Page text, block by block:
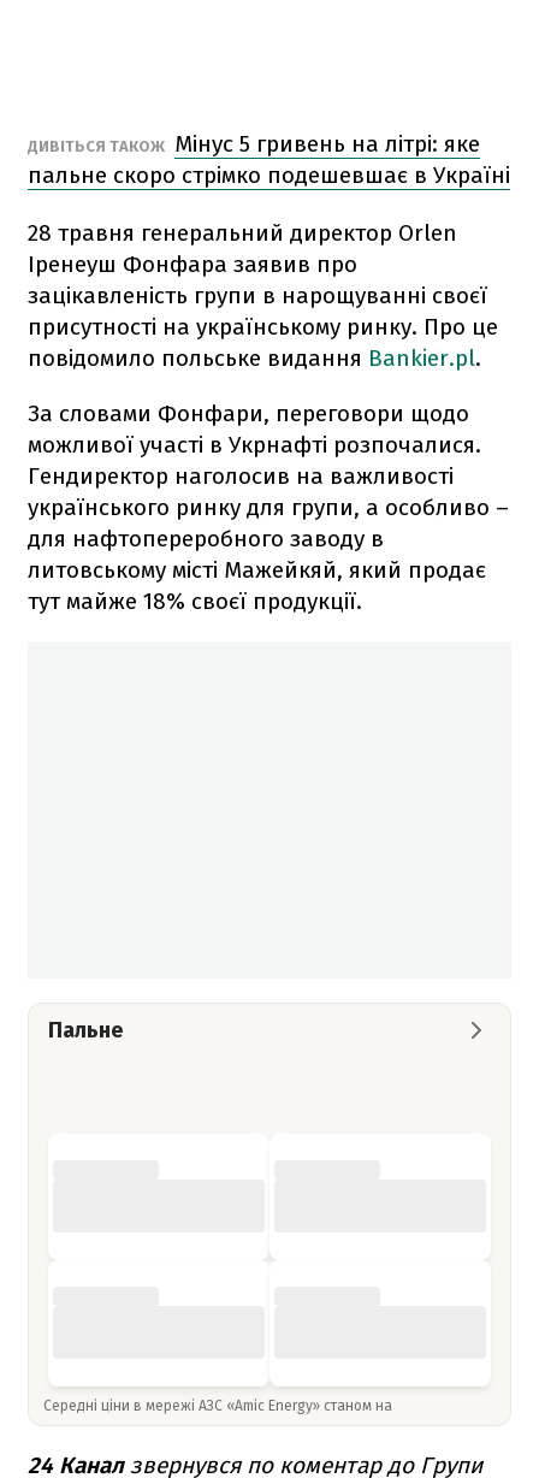
ДИВІТЬСЯ ТАКОЖ Мінус 5 гривень на літрі: яке
пальне скоро стрімко подешевшає в Україні
28 травня генеральний директор Orlen
Іренеуш Фонфара заявив про
зацікавленість групи в нарощуванні своєї
присутності на українському ринку. Про це
повідомило польське видання Bankier.pl.
За словами Фонфари, переговори щодо
можливої участі в Укрнафті розпочалися.
Гендиректор наголосив на важливості
українського ринку для групи, а особливо –
для нафтопереробного заводу в
литовському місті Мажейкяй, який продає
тут майже 18% своєї продукції.
Пальне
Середні ціни в мережі АЗС «Amic Energy» станом на
24 Каналзвернувся по коментар до Групи